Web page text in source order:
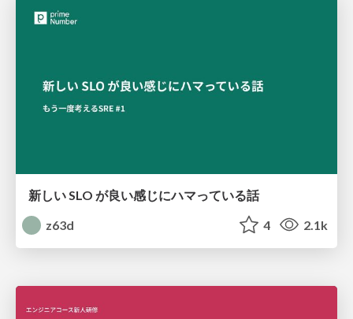
新しい SLO が良い感じにハマっている話
z63d
4 2.1k